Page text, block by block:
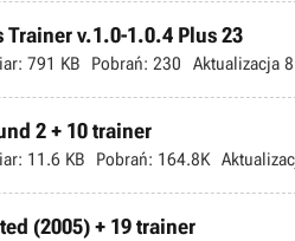
Trainer v.1.0-1.0.4 Plus 23
791 KB Pobrań: 230 Aktualizacja
2 + 10 trainer
11.6 KB Pobrań: 164.8K
(2005) + 19 trainer